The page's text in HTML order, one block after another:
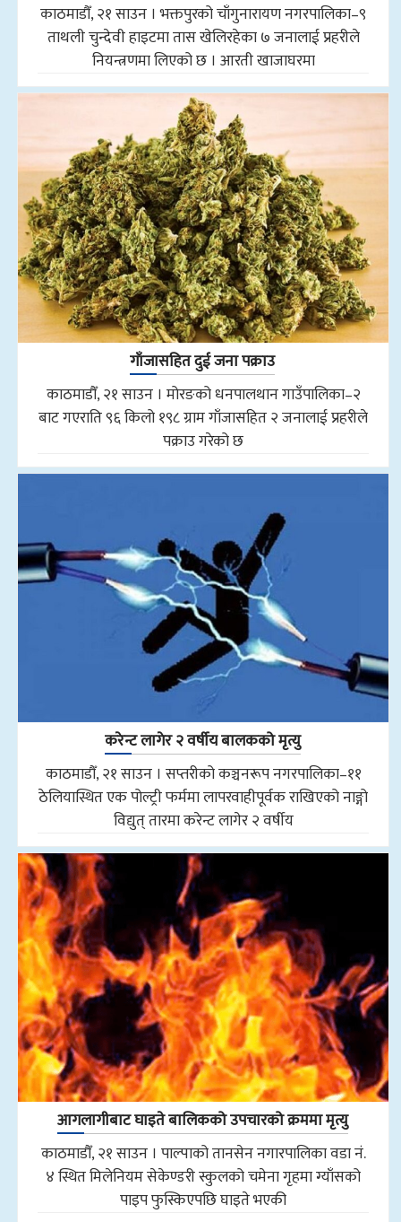
काठमाडौँ, २१ साउन । भक्तपुरको चाँगुनारायण नगरपालिका–९
ताथली चुन्देवी हाइटमा तास खेलिरहेका ७ जनालाई प्रहरीले
नियन्त्रणमा लिएको छ । आरती खाजाघरमा
गाँजासहित दुई जना पक्राउ
काठमाडौँ, २१ साउन । मोरङको धनपालथान गाउँपालिका–२
बाट गएराति ९६ किलो १९८ ग्राम गाँजासहित २ जनालाई प्रहरीले
पक्राउ गरेको छ
करेन्ट लागेर २ वर्षीय बालकको मृत्यु
काठमाडौँ, २१ साउन । सप्तरीको कञ्चनरूप नगरपालिका–११
ठेलियास्थित एक पोल्ट्री फर्ममा लापरवाहीपूर्वक राखिएको नाङ्गो
विद्युत् तारमा करेन्ट लागेर २ वर्षीय
आगलागीबाट घाइते बालिकको उपचारको क्रममा मृत्यु
काठमाडौँ, २१ साउन । पाल्पाको तानसेन नगारपालिका वडा नं.
४ स्थित मिलेनियम सेकेण्डरी स्कुलको चमेना गृहमा ग्याँसको
पाइप फुस्किएपछि घाइते भएकी